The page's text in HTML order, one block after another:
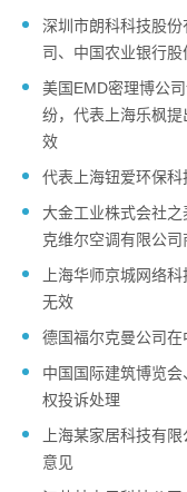
深圳市朗科科技股
司、中国农业银行
美国EMD密理博公
纷，代表上海乐枫
效
代表上海钮爱环保
大金工业株式会社
克维尔空调有限公
上海华师京城网络
无效
德国福尔克曼公司
中国国际建筑博览
权投诉处理
上海某家居科技有
意见